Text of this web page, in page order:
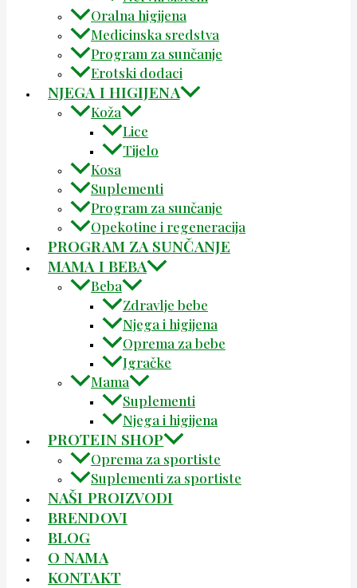
Oralna higijena
Medicinska sredstva
Program za sunčanje
Erotski dodaci
NJEGA I HIGIJENA
Koža
Lice
Tijelo
Kosa
Suplementi
Program za sunčanje
Opekotine i regeneracija
PROGRAM ZA SUNČANJE
MAMA I BEBA
Beba
Zdravlje bebe
Njega i higijena
Oprema za bebe
Igračke
Mama
Suplementi
Njega i higijena
PROTEIN SHOP
Oprema za sportiste
Suplementi za sportiste
NAŠI PROIZVODI
BRENDOVI
BLOG
O NAMA
KONTAKT